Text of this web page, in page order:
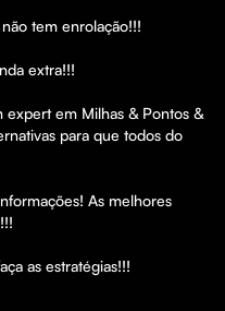
tem enrolação!!!
extra!!!
em Milhas & Pontos &
para que todos do
As melhores
as estratégias!!!